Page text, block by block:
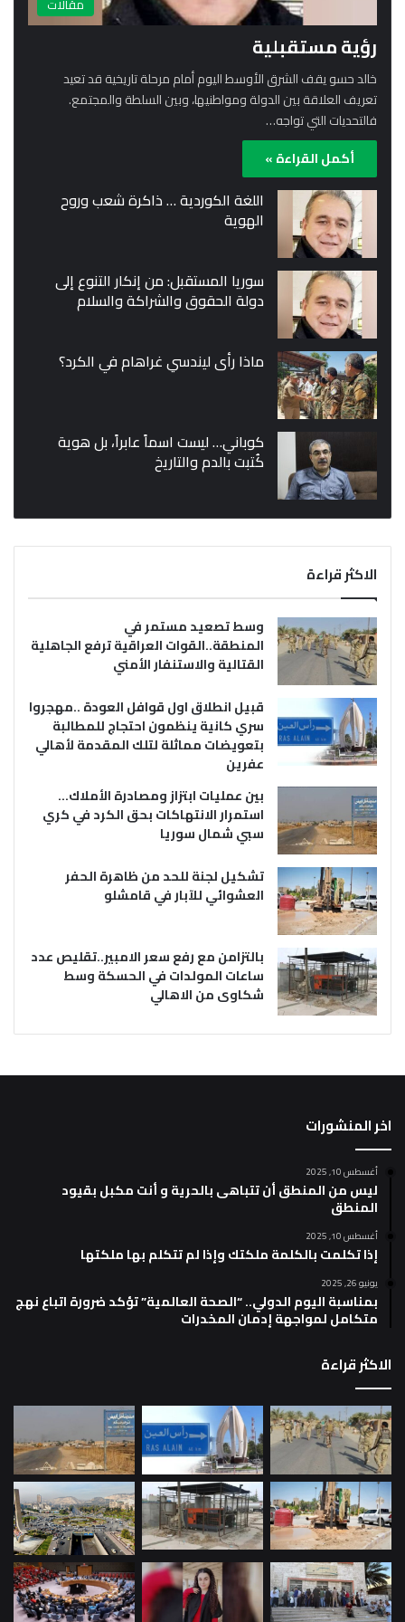
مقالات
رؤية مستقبلية
خالد حسو يقف الشرق الأوسط اليوم أمام مرحلة تاريخية قد تعيد
تعريف العلاقة بين الدولة ومواطنيها، وبين السلطة والمجتمع.
فالتحديات التي تواجه…
أكمل القراءة »
اللغة الكوردية … ذاكرة شعب وروح
الهوية
سوريا المستقبل: من إنكار التنوع إلى
دولة الحقوق والشراكة والسلام
ماذا رأى ليندسي غراهام في الكرد؟
كوباني… ليست اسماً عابراً، بل هوية
كُتبت بالدم والتاريخ
الاكثر قراءة
وسط تصعيد مستمر في
المنطقة..القوات العراقية ترفع الجاهلية
القتالية والاستنفار الأمني
قبيل انطلاق اول قوافل العودة ..مهجروا
سري كانية ينظمون احتجاج للمطالبة
بتعويضات مماثلة لتلك المقدمة لأهالي
عفرين
بين عمليات ابتزاز ومصادرة الأملاك…
استمرار الانتهاكات بحق الكرد في كري
سبي شمال سوريا
تشكيل لجنة للحد من ظاهرة الحفر
العشوائي للآبار في قامشلو
بالتزامن مع رفع سعر الامبير..تقليص عدد
ساعات المولدات في الحسكة وسط
شكاوى من الاهالي
اخر المنشورات
أغسطس 10, 2025
ليس من المنطق أن تتباهى بالحرية و أنت مكبل بقيود
المنطق
أغسطس 10, 2025
إذا تكلمت بالكلمة ملكتك وإذا لم تتكلم بها ملكتها
يونيو 26, 2025
بمناسبة اليوم الدولي.. “الصحة العالمية” تؤكد ضرورة اتباع نهج
متكامل لمواجهة إدمان المخدرات
الاكثر قراءة